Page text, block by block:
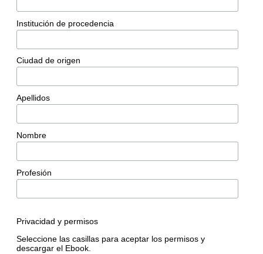
Institución de procedencia
Ciudad de origen
Apellidos
Nombre
Profesión
Privacidad y permisos
Seleccione las casillas para aceptar los permisos y
descargar el Ebook.